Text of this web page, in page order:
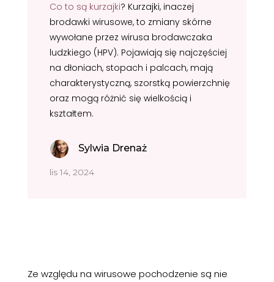
Co to są kurzajki? Kurzajki, inaczej
brodawki wirusowe, to zmiany skórne
wywołane przez wirusa brodawczaka
ludzkiego (HPV). Pojawiają się najczęściej
na dłoniach, stopach i palcach, mają
charakterystyczną, szorstką powierzchnię
oraz mogą różnić się wielkością i
kształtem.
Sylwia Drenaż
lis 14, 2024
Ze względu na wirusowe pochodzenie są nie